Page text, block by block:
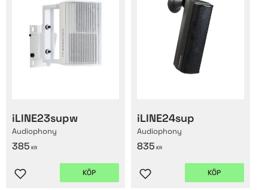
iLINE23supw
Audiophony
385 KR
Lägg till i favoriter
KÖP
iLINE24sup
Audiophony
835 KR
Lägg till i favoriter
KÖP